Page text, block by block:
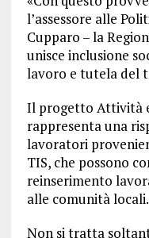
l’assessore alle
Cupparo – la
unisce inclusione
lavoro e tutela del
Il progetto Attività
rappresenta una
lavoratori
TIS, che possono
reinserimento
alle comunità locali.
Non si tratta